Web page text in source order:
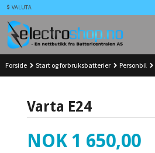
Gå
til
innholdet
VALUTA
Forside Start og forbruksbatterier Personbil
Varta E24
Pris
NOK 1 650,00